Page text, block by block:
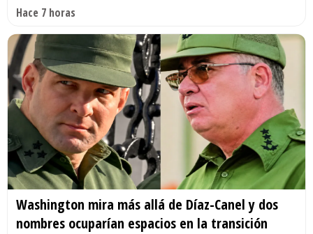
Hace 7 horas
Washington mira más allá de Díaz-Canel y dos
nombres ocuparían espacios en la transición